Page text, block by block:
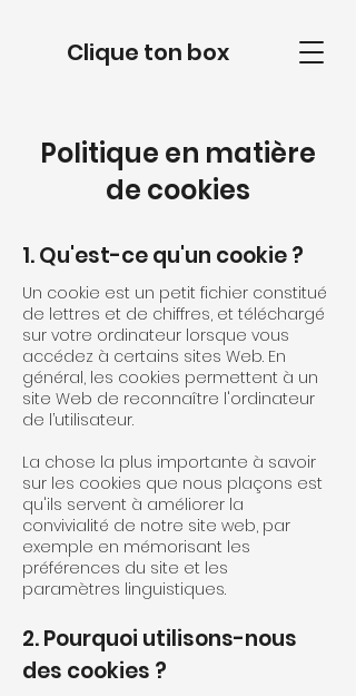
Clique ton box
Politique en matière
de cookies
1. Qu'est-ce qu'un cookie ?
Un cookie est un petit fichier constitué
de lettres et de chiffres, et téléchargé
sur votre ordinateur lorsque vous
accédez à certains sites Web. En
général, les cookies permettent à un
site Web de reconnaître l'ordinateur
de l’utilisateur.
La chose la plus importante à savoir
sur les cookies que nous plaçons est
qu'ils servent à améliorer la
convivialité de notre site web, par
exemple en mémorisant les
préférences du site et les
paramètres linguistiques.
2. Pourquoi utilisons-nous
des cookies ?